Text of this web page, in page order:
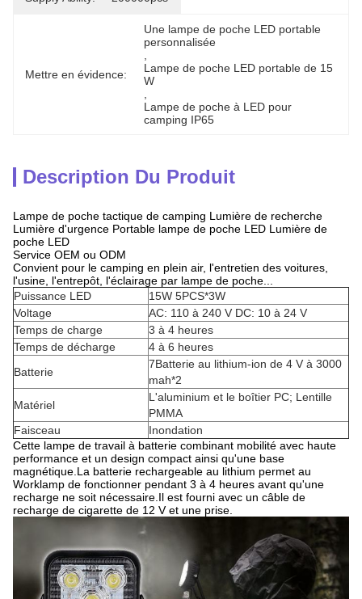
Mettre en évidence:
Une lampe de poche LED portable
personnalisée
Lampe de poche LED portable de 15
W
Lampe de poche à LED pour
camping IP65
Description Du Produit
Lampe de poche tactique de camping Lumière de recherche
Lumière d'urgence Portable lampe de poche LED Lumière de
poche LED
Service OEM ou ODM
Convient pour le camping en plein air, l'entretien des voitures,
l'usine, l'entrepôt, l'éclairage par lampe de poche...
Puissance LED
15W 5PCS*3W
Voltage
AC: 110 à 240 V DC: 10 à 24 V
Temps de charge
3 à 4 heures
Temps de décharge
4 à 6 heures
Batterie
7Batterie au lithium-ion de 4 V à 3000
mah*2
Matériel
L'aluminium et le boîtier PC; Lentille
PMMA
Faisceau
Inondation
Cette lampe de travail à batterie combinant mobilité avec haute
performance et un design compact ainsi qu'une base
magnétique.La batterie rechargeable au lithium permet au
Worklamp de fonctionner pendant 3 à 4 heures avant qu'une
recharge ne soit nécessaire.Il est fourni avec un câble de
recharge de cigarette de 12 V et une prise.